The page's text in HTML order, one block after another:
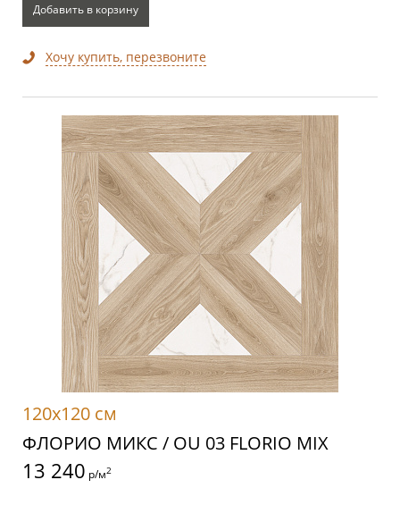
Добавить в корзину
Хочу купить, перезвоните
120x120 см
ФЛОРИО МИКС / OU 03 FLORIO MIX
13 240 р/м2